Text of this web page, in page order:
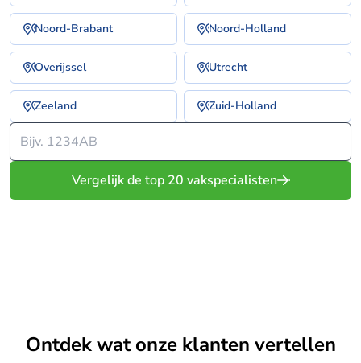
Noord-Brabant Noord-Holland
Overijssel Utrecht
Zeeland Zuid-Holland
Vergelijk de top 20 vakspecialisten
Ontdek wat onze klanten vertellen